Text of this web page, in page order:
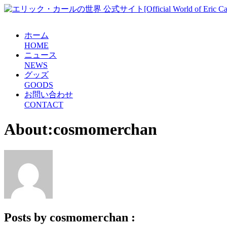
ホーム
HOME
ニュース
NEWS
グッズ
GOODS
お問い合わせ
CONTACT
About:cosmomerchan
Posts by cosmomerchan :